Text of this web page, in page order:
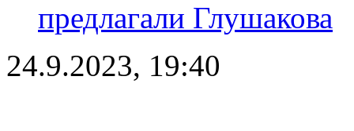
предлагали Глушакова
24.9.2023, 19:40